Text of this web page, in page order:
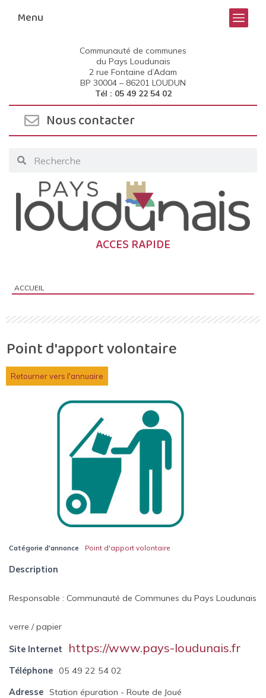
Menu
Communauté de communes
du Pays Loudunais
2 rue Fontaine d’Adam
BP 30004 – 86201 LOUDUN
Tél : 05 49 22 54 02
Nous contacter
ACCES RAPIDE
Vous êtes ici :
ACCUEIL
Point d'apport volontaire
Retourner vers l'annuaire
Catégorie d'annonce Point d'apport volontaire
Description
Responsable : Communauté de Communes du Pays Loudunais
verre / papier
Site Internet https://www.pays-loudunais.fr
Téléphone 05 49 22 54 02
Adresse Station épuration - Route de Joué